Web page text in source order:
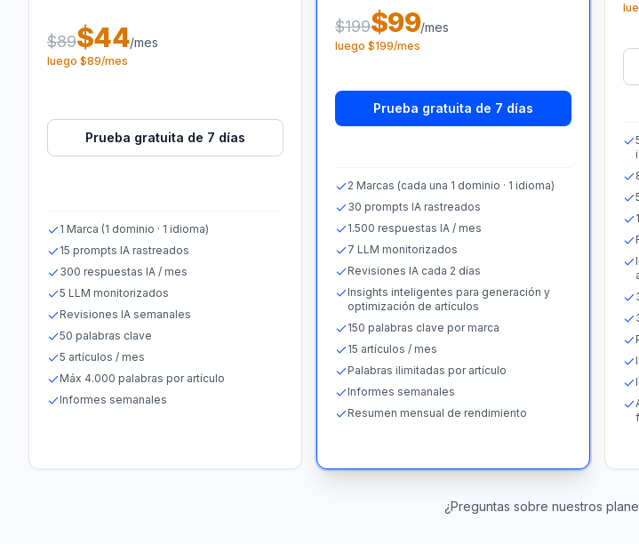
$89$44/mes
luego $89/mes
Prueba gratuita de 7 días
1 Marca (1 dominio · 1 idioma)
15 prompts IA rastreados
300 respuestas IA / mes
5 LLM monitorizados
Revisiones IA semanales
50 palabras clave
5 artículos / mes
Máx 4.000 palabras por artículo
Informes semanales
$199$99/mes
luego $199/mes
Prueba gratuita de 7 días
2 Marcas (cada una 1 dominio · 1 idioma)
30 prompts IA rastreados
1.500 respuestas IA / mes
7 LLM monitorizados
Revisiones IA cada 2 días
Insights inteligentes para generación y
optimización de artículos
150 palabras clave por marca
15 artículos / mes
Palabras ilimitadas por artículo
Informes semanales
Resumen mensual de rendimiento
¿Preguntas sobre nuestros